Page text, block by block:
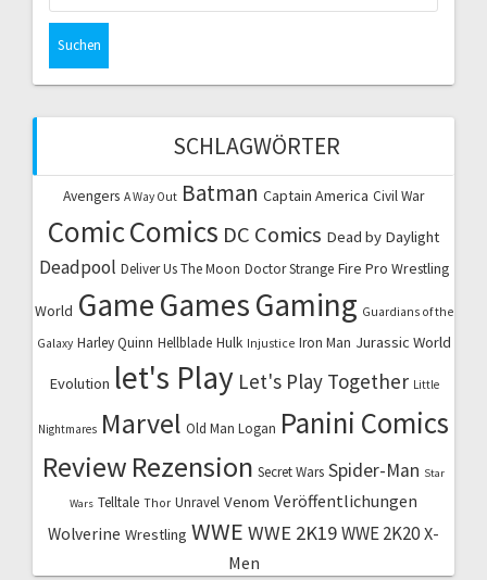
SCHLAGWÖRTER
Avengers A Way Out Batman Captain America Civil War
ComicComics DC Comics Dead by Daylight
Deadpool Deliver Us The Moon Doctor Strange Fire Pro Wrestling
World GameGamesGaming Guardians of the
Galaxy Harley Quinn Hellblade Hulk Injustice Iron Man Jurassic World
Evolution let's Play Let's Play Together Little
Nightmares Marvel Old Man Logan Panini Comics
Review Rezension Secret Wars Spider-Man Star
Wars Telltale Thor Unravel Venom Veröffentlichungen
Wolverine Wrestling WWE WWE 2K19WWE 2K20 X-
Men